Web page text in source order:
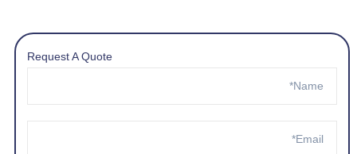
Request A Quote